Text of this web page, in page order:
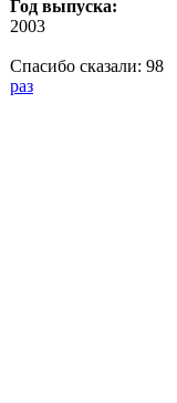
Год выпуска:
2003
Спасибо сказали: 98
раз